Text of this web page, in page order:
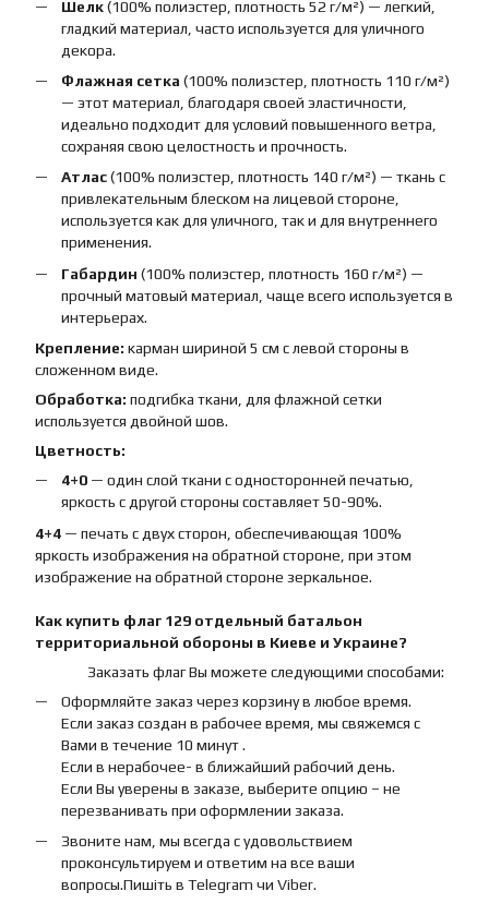
Шелк(100% полиэстер, плотность 52 г/м²) — легкий,
гладкий материал, часто используется для уличного
декора.
Флажная сетка (100% полиэстер, плотность 110 г/м²)
— этот материал, благодаря своей эластичности,
идеально подходит для условий повышенного ветра,
сохраняя свою целостность и прочность.
Атлас(100% полиэстер, плотность 140 г/м²) — ткань с
привлекательным блеском на лицевой стороне,
используется как для уличного, так и для внутреннего
применения.
Габардин (100% полиэстер, плотность 160 г/м²) —
прочный матовый материал, чаще всего используется в
интерьерах.
Крепление: карман шириной 5 см с левой стороны в
сложенном виде.
Обработка: подгибка ткани, для флажной сетки
используется двойной шов.
Цветность:
4+0 — один слой ткани с односторонней печатью,
яркость с другой стороны составляет 50-90%.
4+4 — печать с двух сторон, обеспечивающая 100%
яркость изображения на обратной стороне, при этом
изображение на обратной стороне зеркальное.
Как купить флаг 129 отдельный батальон
территориальной обороны в Киеве и Украине?
Заказать флаг Вы можете следующими способами:
Оформляйте заказ через корзину в любое время.
Если заказ создан в рабочее время, мы свяжемся с
Вами в течение 10 минут .
Если в нерабочее- в ближайший рабочий день.
Если Вы уверены в заказе, выберите опцию – не
перезванивать при оформлении заказа.
Звоните нам, мы всегда с удовольствием
проконсультируем и ответим на все ваши
вопросы.Пишіть в Telegram чи Viber.